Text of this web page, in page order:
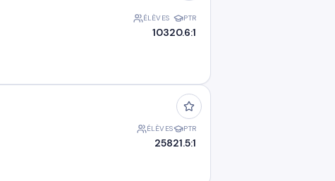
ÉLÈVES
103
PTR
20.6:1
ÉLÈVES
258
PTR
21.5:1